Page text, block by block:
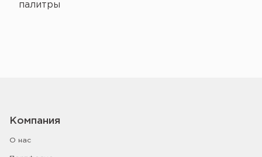
палитры
Компания
О нас